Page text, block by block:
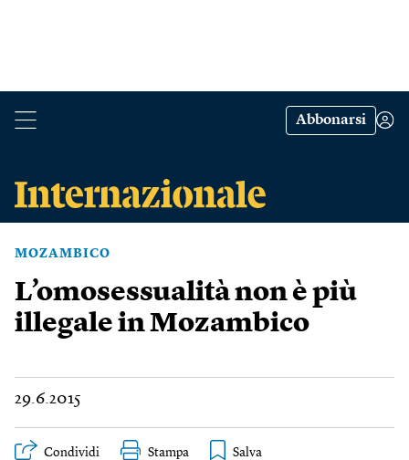
Abbonarsi
MOZAMBICO
L’omosessualità non è più
illegale in Mozambico
29.6.2015
Condividi Stampa